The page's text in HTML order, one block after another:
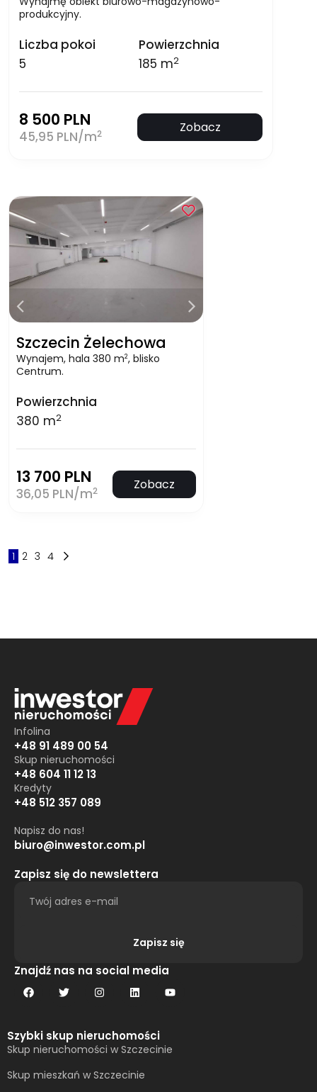
produkcyjny.
Liczba pokoi
5
Powierzchnia
185 m2
8 500 PLN
45,95 PLN/m2 Zobacz
Szczecin Żelechowa
Wynajem, hala 380 m2, blisko
Centrum.
Powierzchnia
380 m2
13 700 PLN
36,05 PLN/m2 Zobacz
1 2 3 4
Infolina
+48 91 489 00 54
Skup nieruchomości
+48 604 11 12 13
Kredyty
+48 512 357 089
Napisz do nas!
biuro@inwestor.com.pl
Zapisz się do newslettera
Zapisz się
Alternative:
Znajdź nas na social media
Szybki skup nieruchomości
Skup nieruchomości w Szczecinie
Skup mieszkań w Szczecinie